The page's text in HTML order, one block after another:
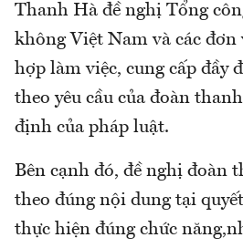
Thanh Hà đề nghị Tổng
không Việt Nam và các
hợp làm việc, cung cấp đầy
theo yêu cầu của đoàn
định của pháp luật.
Bên cạnh đó, đề nghị đoàn
theo đúng nội dung tại
thực hiện đúng chức